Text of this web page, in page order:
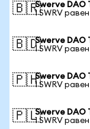
🇧🇷Swerve DAO
1 SWRV
🇧🇩Swerve DAO
1 SWRV
🇵🇭Swerve DAO
1 SWRV
🇵🇱Swerve DAO
1 SWRV